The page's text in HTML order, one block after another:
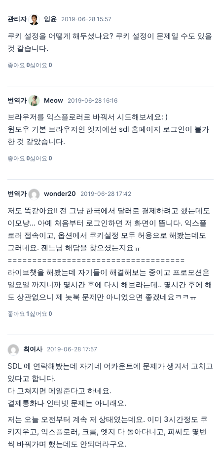
관리자 임윤 2019-06-28 15:57
쿠키 설정을 어떻게 해두셨나요? 쿠키 설정이 문제일 수도 있을
것 같습니다.
좋아요 0싫어요 0
번역가 Meow 2019-06-28 16:16
브라우저를 익스플로러로 바꿔서 시도해보세요: )
윈도우 기본 브라우저인 엣지에선 sdl 홈페이지 로그인이 불가
한 것 같았습니다.
좋아요 0싫어요 0
번역가 wonder20 2019-06-28 17:42
저도 똑같아요!! 전 그냥 한국에서 달러로 결제하려고 했는데도
이모냥... 아예 처음부터 로그인하면 저 화면이 뜹니다. 익스플
로러 접속이고, 옵션에서 쿠키설정 모두 허용으로 해봤는데도
그러네요. 젠느님 해답을 찾으셨는지요ㅠ
====================================
라이브챗을 해봤는데 자기들이 해결해보는 중이고 프로모션은
일요일 까지니까 몇시간 후에 다시 해보라는데.. 몇시간 후에 해
도 상관없으니 제 놋북 문제만 아니었으면 좋겠네요ㅋㅋㅠ
좋아요1싫어요 0
최여사 2019-06-28 17:57
SDL 에 연락해봤는데 자기네 어카운트에 문제가 생겨서 고치고
있다고 합니다.
다 고쳐지면 메일준다고 하네요.
결제통화나 인터넷 문제는 아니래요.
저는 오늘 오전부터 계속 저 상태였는데요. 이미 3시간정도 쿠
키지우고, 익스플로러, 크롬, 엣지 다 돌아다니고, 피씨도 몇번
씩 바꿔가며 했는데도 안되더라구요.